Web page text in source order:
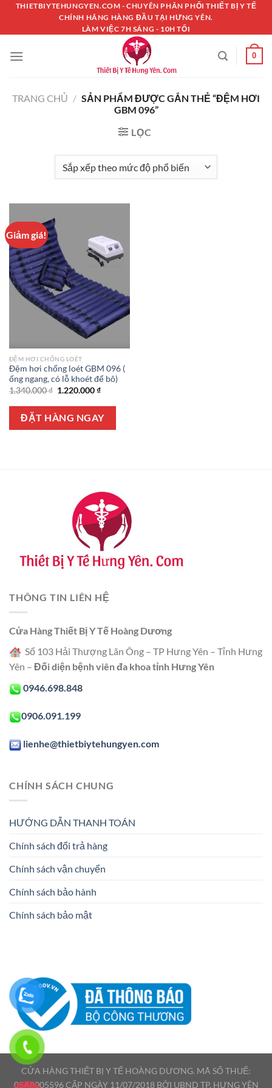
Chuyển
nội
dung
THIETBIYTEHUNGYEN.COM - CHUYÊN PHÂN PHỐI THIẾT BỊ Y TẾ
CHÍNH HÃNG HÀNG ĐẦU TẠI HƯNG YÊN.
LÀM VIỆC 7H SÁNG - 10H TỐI
0
TRANG CHỦ / SẢN PHẨM ĐƯỢC GẮN THẺ “ĐỆM HƠI
GBM 096”
LỌC
Giảm giá!
ĐỆM HƠI CHỐNG LOÉT
Đệm hơi chống loét GBM 096 (
ống ngang, có lỗ khoét để bô)
1.340.000₫ Giá
là:
1.340.000 ₫.
1.220.000₫Giá
tại
là:
1.220.000 ₫.
ĐẶT HÀNG NGAY
THÔNG TIN LIÊN HỆ
Cửa Hàng Thiết Bị Y Tế Hoàng Dương
Số 103 Hải Thượng Lãn Ông – TP Hưng Yên – Tỉnh Hưng
Yên – Đối diện bệnh viên đa khoa tỉnh Hưng Yên
0946.698.848
0906.091.199
lienhe@thietbiytehungyen.com
CHÍNH SÁCH CHUNG
HƯỚNG DẪN THANH TOÁN
Chính sách đổi trả hàng
Chính sách vận chuyển
Chính sách bảo hành
Chính sách bảo mật
CỬA HÀNG THIẾT BỊ Y TẾ HOÀNG DƯƠNG. MÃ SỐ THUẾ:
05A8005596 CẤP NGÀY 11/07/2018 BỞI UBND TP. HƯNG YÊN